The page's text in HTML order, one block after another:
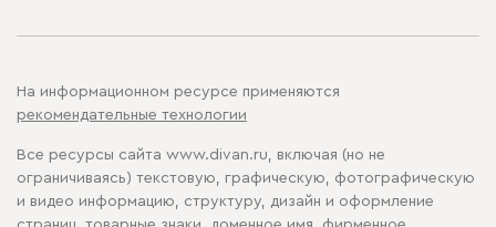
На информационном ресурсе применяются
рекомендательные технологии
Все ресурсы сайта www.divan.ru, включая (но не
ограничиваясь) текстовую, графическую, фотографическую
и видео информацию, структуру, дизайн и оформление